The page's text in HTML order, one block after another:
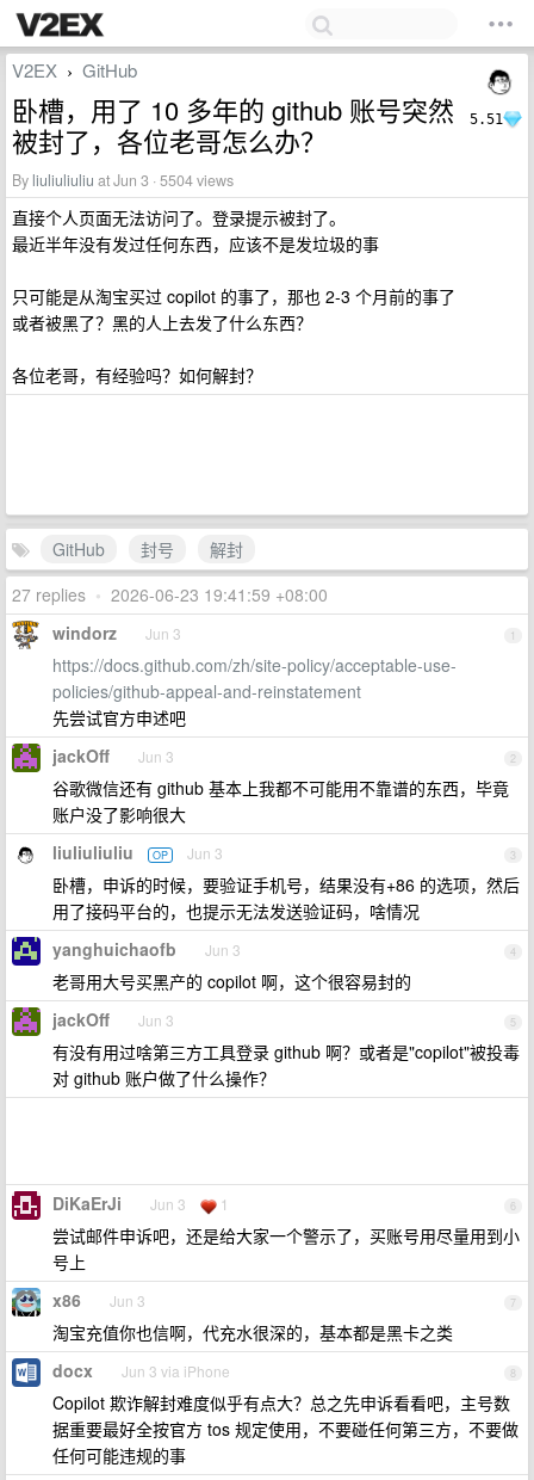
5.51
V2EX › GitHub
卧槽，用了 10 多年的 github 账号突然
被封了，各位老哥怎么办？
By liuliuliuliu at Jun 3 · 5504 views
直接个人页面无法访问了。登录提示被封了。
最近半年没有发过任何东西，应该不是发垃圾的事
只可能是从淘宝买过 copilot 的事了，那也 2-3 个月前的事了
或者被黑了？黑的人上去发了什么东西？
各位老哥，有经验吗？如何解封？
GitHub 封号
解封
27 replies • 2026-06-23 19:41:59 +08:00
1
windorz Jun 3
https://docs.github.com/zh/site-policy/acceptable-use-
policies/github-appeal-and-reinstatement
先尝试官方申述吧
2
jackOff Jun 3
谷歌微信还有 github 基本上我都不可能用不靠谱的东西，毕竟
账户没了影响很大
3
liuliuliuliu OP Jun 3
卧槽，申诉的时候，要验证手机号，结果没有+86 的选项，然后
用了接码平台的，也提示无法发送验证码，啥情况
4
yanghuichaofb Jun 3
老哥用大号买黑产的 copilot 啊，这个很容易封的
5
jackOff Jun 3
有没有用过啥第三方工具登录 github 啊？或者是"copilot"被投毒
对 github 账户做了什么操作？
6
DiKaErJi Jun 3 1
尝试邮件申诉吧，还是给大家一个警示了，买账号用尽量用到小
号上
7
x86 Jun 3
淘宝充值你也信啊，代充水很深的，基本都是黑卡之类
8
docx Jun 3 via iPhone
Copilot 欺诈解封难度似乎有点大？总之先申诉看看吧，主号数
据重要最好全按官方 tos 规定使用，不要碰任何第三方，不要做
任何可能违规的事